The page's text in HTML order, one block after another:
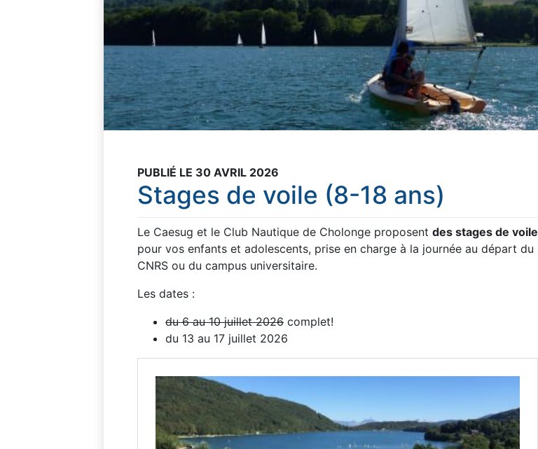
PUBLIÉ LE 30 AVRIL 2026
Stages de voile (8-18 ans)
Le Caesug et le Club Nautique de Cholonge proposent des stages de voile
pour vos enfants et adolescents, prise en charge à la journée au départ du
CNRS ou du campus universitaire.
Les dates :
du 6 au 10 juillet 2026 complet!
du 13 au 17 juillet 2026